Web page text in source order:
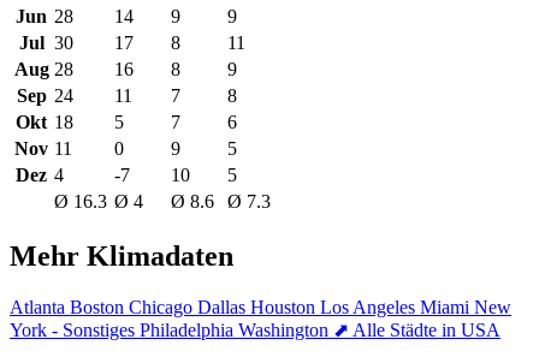
Jun 28 14 9
9
Jul 30 17 8
11
Aug 28 16 8
9
Sep 24 11 7
8
Okt 18 5 7
6
Nov 11 0 9
5
Dez 4 -7 10
5
Ø 16.3 Ø 4 Ø 8.6 Ø 7.3
Mehr Klimadaten
Atlanta Boston Chicago Dallas Houston Los Angeles Miami New
York - Sonstiges Philadelphia Washington ⬈ Alle Städte in USA